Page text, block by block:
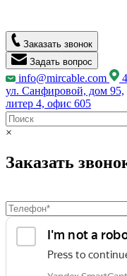
Заказать звонок
Задать вопрос
info@mircable.com
ул. Санфировой, дом 95,
литер 4, офис 605
×
Заказать